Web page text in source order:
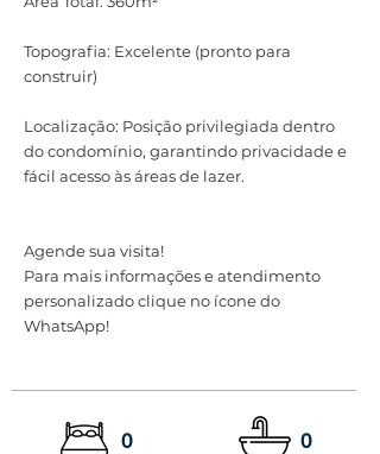
Topografia: Excelente (pronto para
construir)
Localização: Posição privilegiada dentro
do condomínio, garantindo privacidade e
fácil acesso às áreas de lazer.
Agende sua visita!
Para mais informações e atendimento
personalizado clique no ícone do
WhatsApp!
0 0